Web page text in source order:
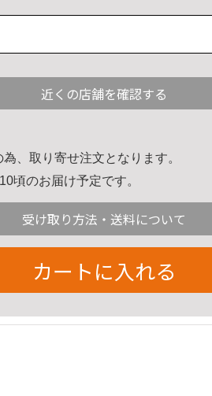
近くの店舗を確認する
、取り寄せ注文となります。
頃のお届け予定です。
受け取り方法・送料について
カートに入れる